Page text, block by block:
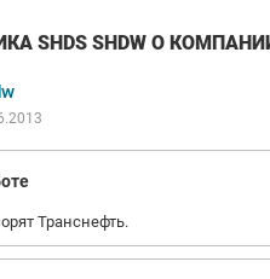
SHDS SHDW О
Транснефть.